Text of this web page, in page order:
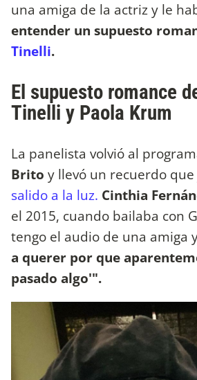
una amiga de la actriz y le
entender un supuesto
Tinelli.
El supuesto romance
Tinelli y Paola Krum
La panelista volvió al
Brito y llevó un recuerdo
salido a la luz. Cinthia
el 2015, cuando bailaba con
tengo el audio de una amiga
a querer por que
pasado algo'".